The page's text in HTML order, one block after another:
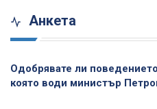
Анкета
Одобрявате ли
която води министър